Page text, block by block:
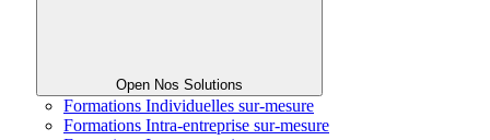
Open Nos Solutions
Formations Individuelles sur-mesure
Formations Intra-entreprise sur-mesure